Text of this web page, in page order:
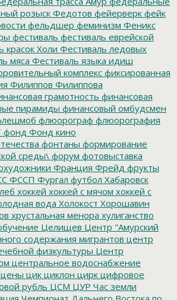
розыск Федотов фейерверк фейк
фельдшер феминизм Феникс
фестиваль фестиваль еврейской
красок Холи Фестиваль ледовых
мяса Фестиваль языка идиш
комплекс фиксированная
Филиппов Филиппова
грамотность финансовая
пирамиды финансовый омбудсмен
флюорограф флюорография
фонд Фонд кино
фонтаны формирование
среды\ форум фотовыставка
Франция Фрейд фрукты
ФССП Фургал футбол Хабаровск
хоккей хоккей с мячом хоккей с
вода Холокост Хорошавин
хрустальная менора хулиганство
Целищев Центр "Амурский
содержания мигрантов центр
физкультуры Центр
центральное водоснабжение
цены цик циклон цирк цифровое
рубль ЦСМ ЦУР Час земли